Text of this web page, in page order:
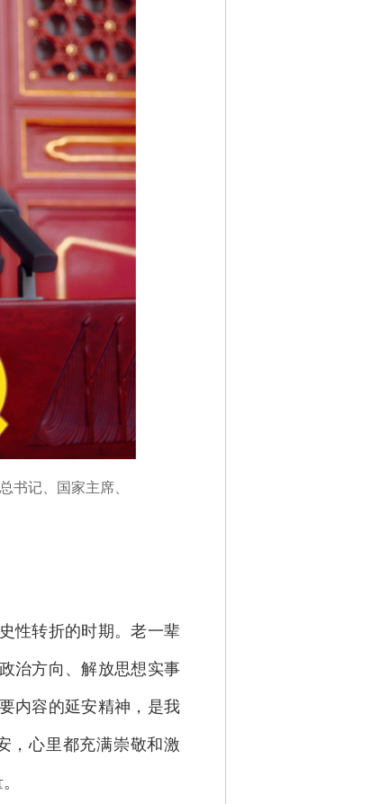
记、国家主席、
性转折的时期。老一辈
治方向、解放思想实事
内容的延安精神，是我
，心里都充满崇敬和激